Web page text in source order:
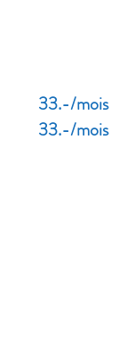
33.-/mois
33.-/